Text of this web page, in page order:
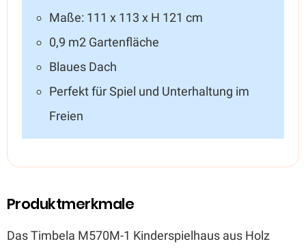
Maße: 111 x 113 x H 121 cm
0,9 m2 Gartenfläche
Blaues Dach
Perfekt für Spiel und Unterhaltung im
Freien
Produktmerkmale
Das Timbela M570M-1 Kinderspielhaus aus Holz